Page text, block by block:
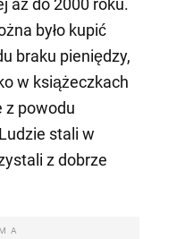
aż do 2000 roku.
było kupić
braku pieniędzy,
w książeczkach
z powodu
stali w
z dobrze